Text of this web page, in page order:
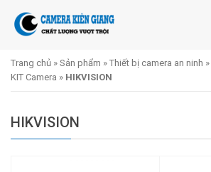
Trang chủ » Sản phẩm » Thiết bị camera an ninh »
KIT Camera » HIKVISION
HIKVISION